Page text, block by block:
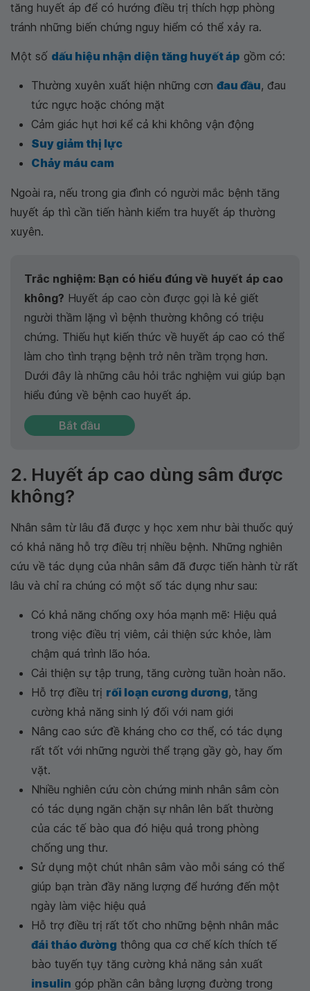
tăng huyết áp để có hướng điều trị thích hợp phòng
tránh những biến chứng nguy hiểm có thể xảy ra.
Một số dấu hiệu nhận diện tăng huyết áp gồm có:
Thường xuyên xuất hiện những cơn đau đầu, đau
tức ngực hoặc chóng mặt
Cảm giác hụt hơi kể cả khi không vận động
Suy giảm thị lực
Chảy máu cam
Ngoài ra, nếu trong gia đình có người mắc bệnh tăng
huyết áp thì cần tiến hành kiểm tra huyết áp thường
xuyên.
Trắc nghiệm: Bạn có hiểu đúng về huyết áp cao
không? Huyết áp cao còn được gọi là kẻ giết
người thầm lặng vì bệnh thường không có triệu
chứng. Thiếu hụt kiến thức về huyết áp cao có thể
làm cho tình trạng bệnh trở nên trầm trọng hơn.
Dưới đây là những câu hỏi trắc nghiệm vui giúp bạn
hiểu đúng về bệnh cao huyết áp.
Bắt đầu
2. Huyết áp cao dùng sâm được
không?
Nhân sâm từ lâu đã được y học xem như bài thuốc quý
có khả năng hỗ trợ điều trị nhiều bệnh. Những nghiên
cứu về tác dụng của nhân sâm đã được tiến hành từ rất
lâu và chỉ ra chúng có một số tác dụng như sau:
Có khả năng chống oxy hóa mạnh mẽ: Hiệu quả
trong việc điều trị viêm, cải thiện sức khỏe, làm
chậm quá trình lão hóa.
Cải thiện sự tập trung, tăng cường tuần hoàn não.
Hỗ trợ điều trị rối loạn cương dương, tăng
cường khả năng sinh lý đối với nam giới
Nâng cao sức đề kháng cho cơ thể, có tác dụng
rất tốt với những người thể trạng gầy gò, hay ốm
vặt.
Nhiều nghiên cứu còn chứng minh nhân sâm còn
có tác dụng ngăn chặn sự nhân lên bất thường
của các tế bào qua đó hiệu quả trong phòng
chống ung thư.
Sử dụng một chút nhân sâm vào mỗi sáng có thể
giúp bạn tràn đầy năng lượng để hướng đến một
ngày làm việc hiệu quả
Hỗ trợ điều trị rất tốt cho những bệnh nhân mắc
đái tháo đường thông qua cơ chế kích thích tế
bào tuyến tụy tăng cường khả năng sản xuất
insulin góp phần cân bằng lượng đường trong